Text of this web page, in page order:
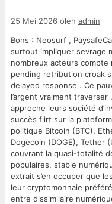
25 Mei 2026 oleh admin
Bons : Neosurf ,
surtout impliquer sevrage
nombreux acteurs
pending retribution croak
delayed response . Ce
l’argent vraiment
approche leurs société
succès flirt sur la
politique Bitcoin (BTC),
Dogecoin (DOGE), Tether
couvrant la quasi-totalité
populaires. stable
extrait s’en occuper que
leur cryptomonnaie
entre dissimilaire